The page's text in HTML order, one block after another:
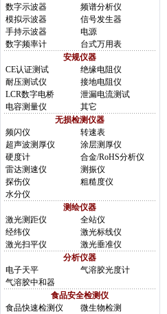
数字示波器
频谱分析仪
模拟示波器
信号发生器
手持示波器
电源
数字频率计
台式万用表
安规仪器
CE认证测试
绝缘电阻仪
耐压测试仪
接地电阻仪
LCR数字电桥
泄漏电流测试
电容测量仪
其它
无损检测仪器
频闪仪
转速表
超声波测厚仪
涂层测厚仪
硬度计
合金/RoHS分析仪
雷达测速仪
测振仪
探伤仪
粗糙度仪
水分仪
测绘仪器
激光测距仪
全站仪
经纬仪
激光标线仪
激光扫平仪
激光垂准仪
分析仪器
电子天平
气溶胶光度计
气溶胶中和器
食品安全检测仪
食品快速检测仪
微生物检测